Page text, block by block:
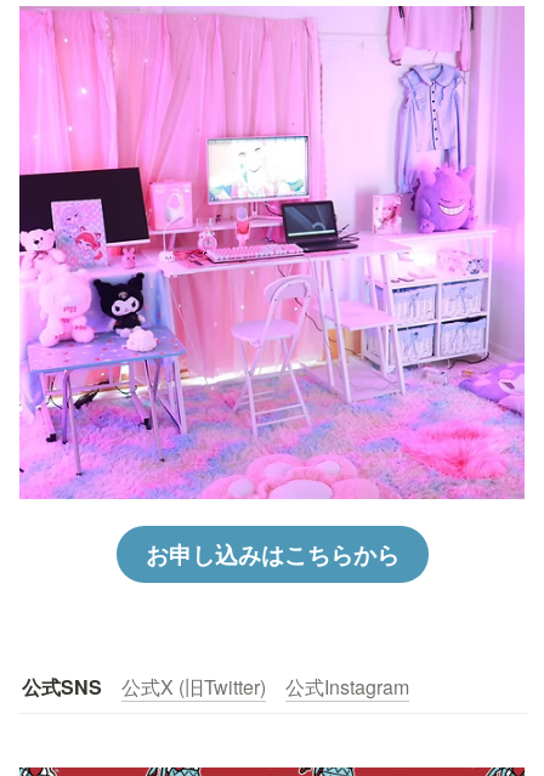
お申し込みはこちらから
公式SNS 公式X (旧Twitter) 公式Instagram